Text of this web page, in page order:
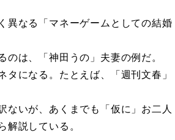
異なる「マネーゲームとしての結婚
は、「神田うの」夫妻の例だ。
になる。たとえば、「週刊文春」
いが、あくまでも「仮に」お二人
解説している。